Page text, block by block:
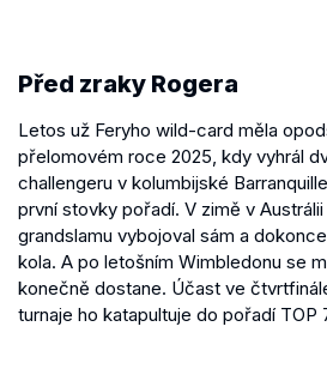
Před zraky Rogera
Letos už Feryho wild-card měla
přelomovém roce 2025, kdy vyhrál
challengeru v kolumbijské
první stovky pořadí. V zimě v
grandslamu vybojoval sám a
kola. A po letošním Wimbledonu se
konečně dostane. Účast ve
turnaje ho katapultuje do pořadí TOP